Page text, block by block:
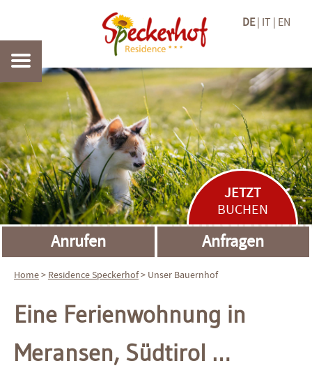
DE IT EN
JETZT
BUCHEN
Anrufen Anfragen
Home> ResidenceSpeckerhof> Unser Bauernhof
Eine Ferienwohnung in
Meransen, Südtirol …